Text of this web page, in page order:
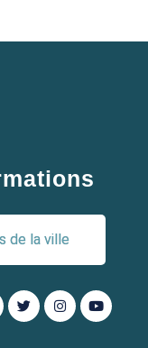
de la ville